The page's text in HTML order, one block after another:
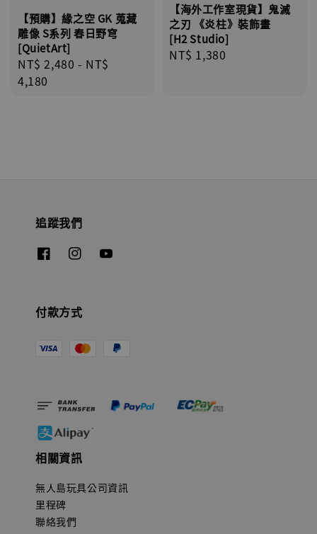
【預購】緣之空 GK 蒐藏
雕像 S系列 春日野穹
[QuietArt]
Regular
price
NT$ 2,480 - NT$
4,180
【海外工作室現貨】鬼滅
之刃 《炎柱》裝飾畫
[H2 Studio]
Regular
NT$ 1,380
追蹤我們
付款方式
相關資訊
無人島玩具公司資訊
里程碑
聯絡我們